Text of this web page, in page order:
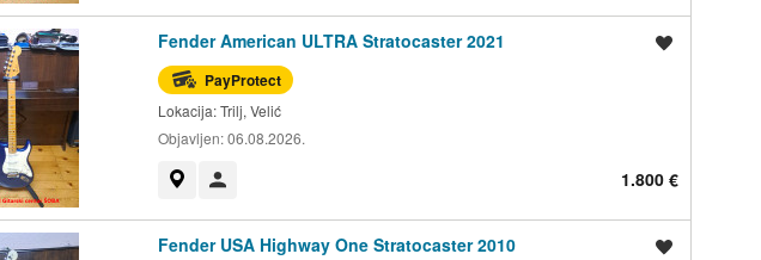
Fender American ULTRA Stratocaster 2021
PayProtect
Lokacija:Trilj, Velić
Objavljen:06.08.2026.
1.800 €
Fender USA Highway One Stratocaster 2010